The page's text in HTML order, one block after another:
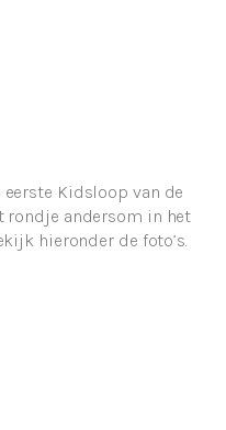
Kidsloop van de
rondje andersom in het
hieronder de foto’s.